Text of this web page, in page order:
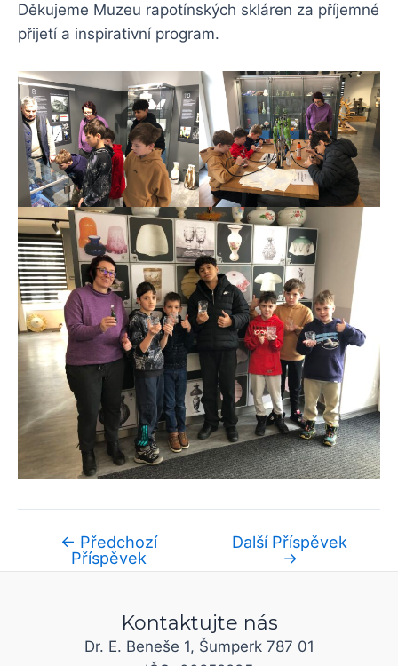
Děkujeme Muzeu rapotínských skláren za příjemné
přijetí a inspirativní program.
← Předchozí
Příspěvek
Další Příspěvek
→
Kontaktujte nás
Dr. E. Beneše 1, Šumperk 787 01